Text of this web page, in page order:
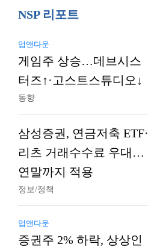
NSP 리포트
업앤다운
게임주 상승…데브시스
터즈↑·고스트스튜디오↓
동향
삼성증권, 연금저축 ETF·
리츠 거래수수료 우대…
연말까지 적용
정보/정책
업앤다운
증권주 2% 하락, 상상인